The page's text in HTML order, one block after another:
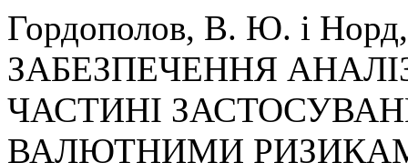
Гордополов, В. Ю. і
ЗАБЕЗПЕЧЕННЯ
ЧАСТИНІ
ВАЛЮТНИМИ